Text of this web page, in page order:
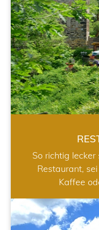
So richtig
Restaurant,
Kaffee